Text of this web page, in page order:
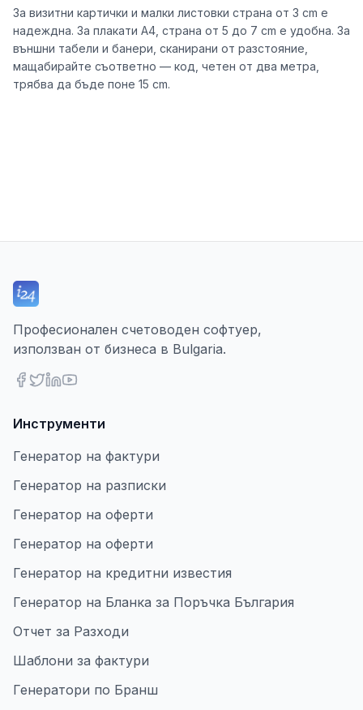
За визитни картички и малки листовки страна от 3 cm е
надеждна. За плакати A4, страна от 5 до 7 cm е удобна. За
външни табели и банери, сканирани от разстояние,
мащабирайте съответно — код, четен от два метра,
трябва да бъде поне 15 cm.
Професионален счетоводен софтуер,
използван от бизнеса в Bulgaria.
Инструменти
Генератор на фактури
Генератор на разписки
Генератор на оферти
Генератор на оферти
Генератор на кредитни известия
Генератор на Бланка за Поръчка България
Отчет за Разходи
Шаблони за фактури
Генератори по Бранш